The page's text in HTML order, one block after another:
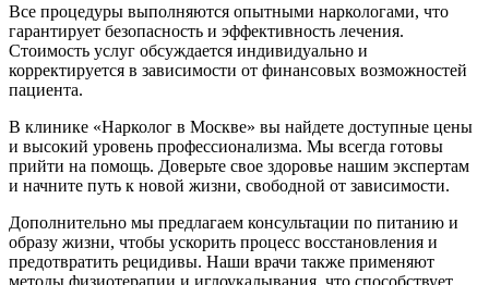
Все процедуры выполняются опытными наркологами, что
гарантирует безопасность и эффективность лечения.
Стоимость услуг обсуждается индивидуально и
корректируется в зависимости от финансовых возможностей
пациента.
В клинике «Нарколог в Москве» вы найдете доступные цены
и высокий уровень профессионализма. Мы всегда готовы
прийти на помощь. Доверьте свое здоровье нашим экспертам
и начните путь к новой жизни, свободной от зависимости.
Дополнительно мы предлагаем консультации по питанию и
образу жизни, чтобы ускорить процесс восстановления и
предотвратить рецидивы. Наши врачи также применяют
методы физиотерапии и иглоукалывания, что способствует